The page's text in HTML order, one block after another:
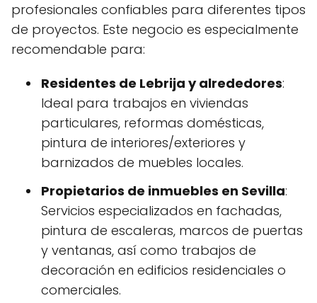
profesionales confiables para diferentes tipos
de proyectos. Este negocio es especialmente
recomendable para:
Residentes de Lebrija y alrededores:
Ideal para trabajos en viviendas
particulares, reformas domésticas,
pintura de interiores/exteriores y
barnizados de muebles locales.
Propietarios de inmuebles en Sevilla:
Servicios especializados en fachadas,
pintura de escaleras, marcos de puertas
y ventanas, así como trabajos de
decoración en edificios residenciales o
comerciales.